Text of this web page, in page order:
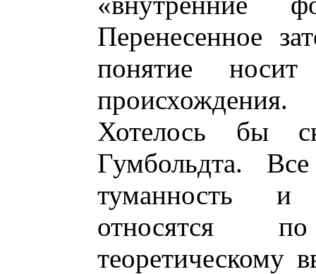
Перенесенное
понятие
происхождения.
Хотелось бы
Гумбольдта.
туманность и
относятся
теоретическому